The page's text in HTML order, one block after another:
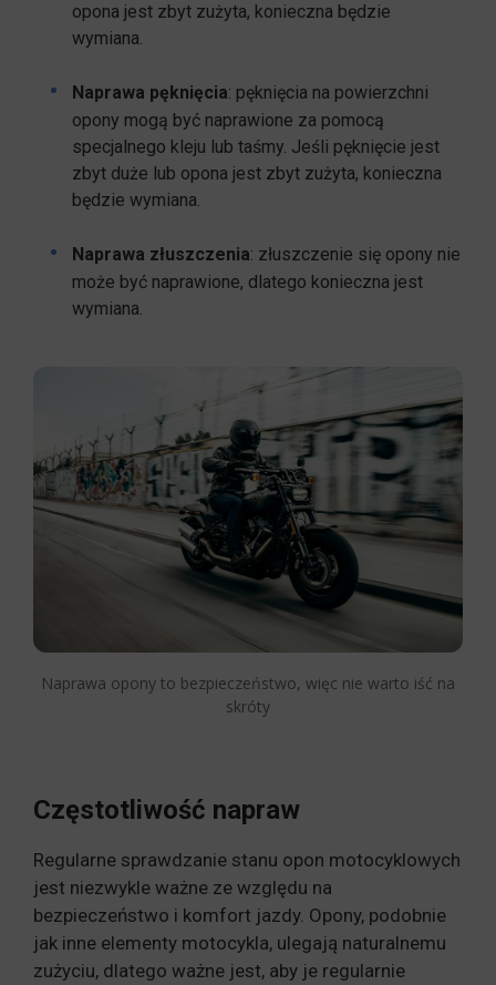
opona jest zbyt zużyta, konieczna będzie
wymiana.
Naprawa pęknięcia: pęknięcia na powierzchni
opony mogą być naprawione za pomocą
specjalnego kleju lub taśmy. Jeśli pęknięcie jest
zbyt duże lub opona jest zbyt zużyta, konieczna
będzie wymiana.
Naprawa złuszczenia: złuszczenie się opony nie
może być naprawione, dlatego konieczna jest
wymiana.
Naprawa opony to bezpieczeństwo, więc nie warto iść na
skróty
Częstotliwość napraw
Regularne sprawdzanie stanu opon motocyklowych
jest niezwykle ważne ze względu na
bezpieczeństwo i komfort jazdy. Opony, podobnie
jak inne elementy motocykla, ulegają naturalnemu
zużyciu, dlatego ważne jest, aby je regularnie